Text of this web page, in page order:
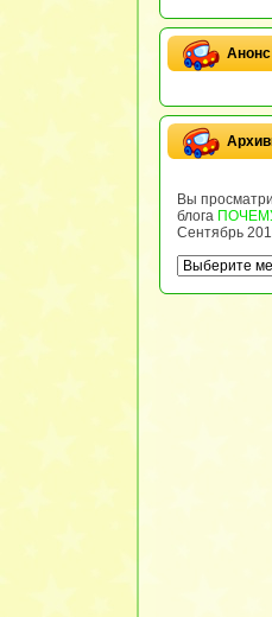
Анонс
Вы
блога
Сентябрь